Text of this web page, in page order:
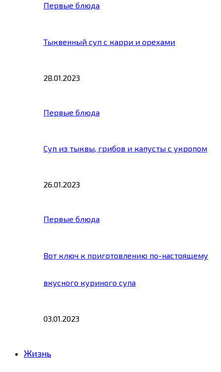
Первые блюда
Тыквенный суп с карри и орехами
28.01.2023
Первые блюда
Суп из тыквы, грибов и капусты с укропом
26.01.2023
Первые блюда
Вот ключ к приготовлению по-настоящему
вкусного куриного супа
03.01.2023
Жизнь